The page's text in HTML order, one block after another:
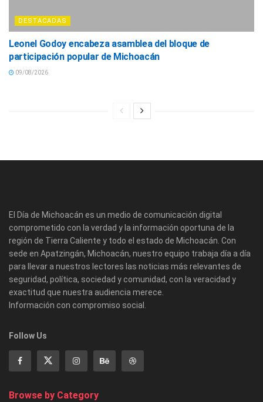
DESTACADAS
Leonel Godoy encabeza asamblea del bloque de
participación popular de Michoacán
09/08/2026
El Día de Michoacán es un medio de comunicación digital
comprometido con la verdad y la información oportuna de la
región de Tierra Caliente y todo el estado de Michoacán. Con
sede en Apatzingán, Michoacán, nuestro equipo trabaja día a día
para llevar a nuestros lectores las noticias más relevantes de
seguridad, política, sociedad y comunidad, con la veracidad y
exactitud que nuestra audiencia merece.
Información con compromiso social.
Follow Us
Browse by Category